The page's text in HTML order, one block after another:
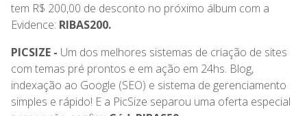
tem R$ 200,00 de desconto no próximo álbum com a
Evidence: RIBAS200.
PICSIZE - Um dos melhores sistemas de criação de sites
com temas pré prontos e em ação em 24hs. Blog,
indexação ao Google (SEO) e sistema de gerenciamento
simples e rápido! E a PicSize separou uma oferta especial